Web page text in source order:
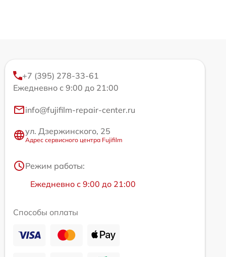
+7 (395) 278-33-61
Ежедневно с 9:00 до 21:00
info@fujifilm-repair-center.ru
ул. Дзержинского, 25
Адрес сервисного центра Fujifilm
Режим работы:
Ежедневно с 9:00 до 21:00
Способы оплаты